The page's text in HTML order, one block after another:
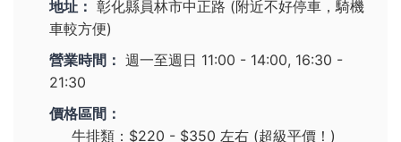
地址： 彰化縣員林市中正路 (附近不好停車，騎機
車較方便)
營業時間： 週一至週日 11:00 - 14:00, 16:30 -
21:30
價格區間：
牛排類：$220 - $350 左右 (超級平價！)